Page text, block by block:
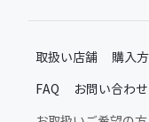
取扱い店舗 購入
FAQ お問い合わせ